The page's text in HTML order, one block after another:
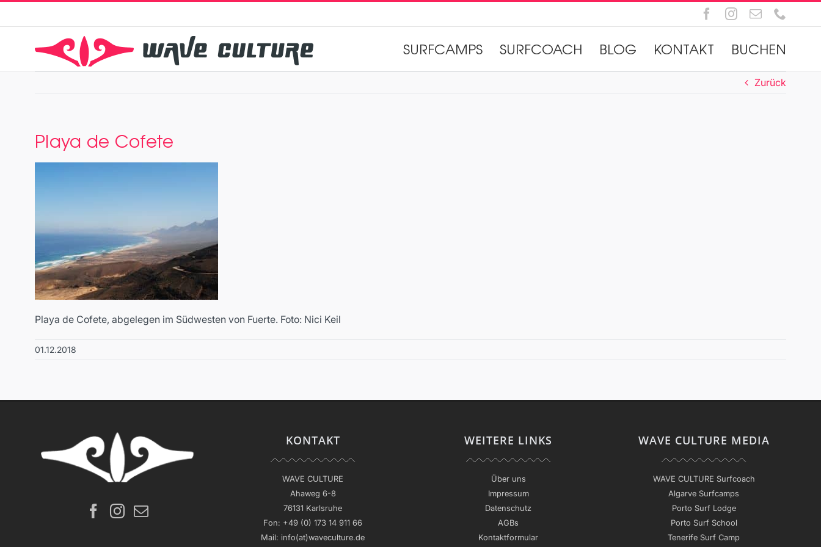
Facebook
Instagram
E-
Mail
SURFCAMPS SURFCOACH BLOG KONTAKT BUCHEN
Zurück
Playa de Cofete
Playa de Cofete, abgelegen im Südwesten von Fuerte. Foto: Nici Keil
01.12.2018
KONTAKT
WAVE CULTURE
Ahaweg 6-8
76131 Karlsruhe
Fon: +49 (0) 173 14 911 66
Mail: info(at)waveculture.de
WEITERE LINKS
Über uns
Impressum
Datenschutz
AGBs
Kontaktformular
WAVE CULTURE MEDIA
WAVE CULTURE Surfcoach
Algarve Surfcamps
Porto Surf Lodge
Porto Surf School
Tenerife Surf Camp